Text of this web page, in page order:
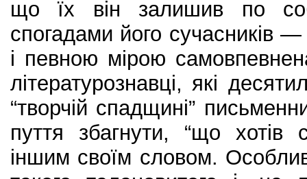
що їх він залишив по
спогадами його сучасників
і певною мірою
літературознавці, які
“творчій спадщині”
пуття збагнути, “що хотів
іншим своїм словом.